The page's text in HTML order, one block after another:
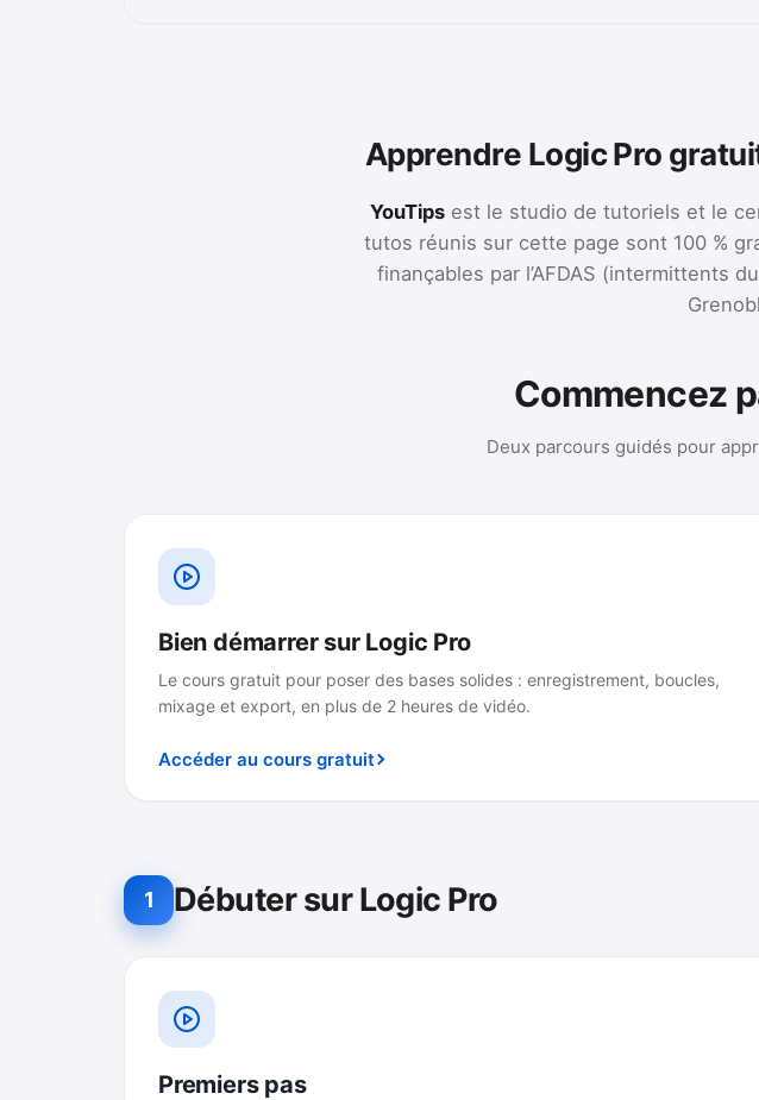
Apprendre Logic Pro
YouTips est le studio de tutoriels et le
tutos réunis sur cette page sont 100 %
finançables par l’AFDAS (intermittents
Commencez
Deux parcours guidés pour
Bien démarrer sur Logic Pro
Le cours gratuit pour poser des bases solides : enregistrement, boucles,
mixage et export, en plus de 2 heures de vidéo.
Accéder au cours gratuit
1 Débuter sur Logic Pro
Premiers pas